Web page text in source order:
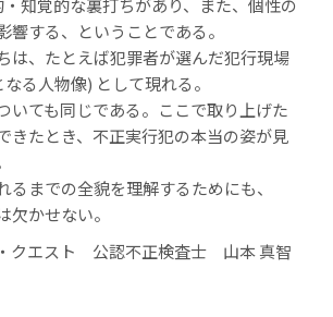
知覚的な裏打ちがあり、また、個性の
響する、ということである。
は、たとえば犯罪者が選んだ犯行現場
る人物像) として現れる。
いても同じである。ここで取り上げた
きたとき、不正実行犯の本当の姿が見
るまでの全貌を理解するためにも、
欠かせない。
クエスト 公認不正検査士 山本 真智